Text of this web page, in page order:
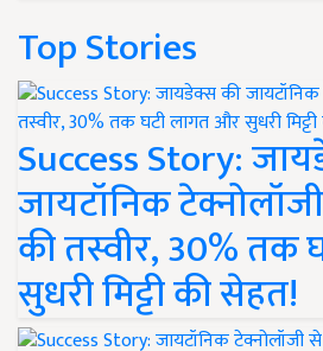
Top Stories
Success Story:
जायटॉनिक
की तस्वीर, 30% तक
सुधरी मिट्टी की सेहत!